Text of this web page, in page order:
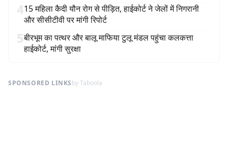
415 महिला कैदी यौन रोग से पीड़ित, हाईकोर्ट ने जेलों में निगरानी
और सीसीटीवी पर मांगी रिपोर्ट
5बीरभूम का पत्थर और बालू माफिया टुलू मंडल पहुंचा कलकत्ता
हाईकोर्ट, मांगी सुरक्षा
SPONSORED LINKSby Taboola